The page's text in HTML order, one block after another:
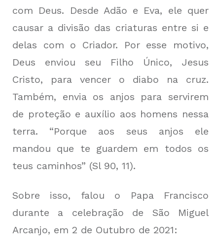
com Deus. Desde Adão e Eva, ele quer
causar a divisão das criaturas entre si e
delas com o Criador. Por esse motivo,
Deus enviou seu Filho Único, Jesus
Cristo, para vencer o diabo na cruz.
Também, envia os anjos para servirem
de proteção e auxílio aos homens nessa
terra. “Porque aos seus anjos ele
mandou que te guardem em todos os
teus caminhos” (Sl 90, 11).
Sobre isso, falou o Papa Francisco
durante a celebração de São Miguel
Arcanjo, em 2 de Outubro de 2021: